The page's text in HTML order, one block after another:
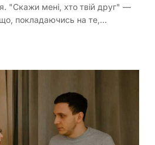
"Скажи мені, хто твій друг" —
покладаючись на те,…